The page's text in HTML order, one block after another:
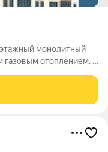
монолитный
газовым отоплением. В